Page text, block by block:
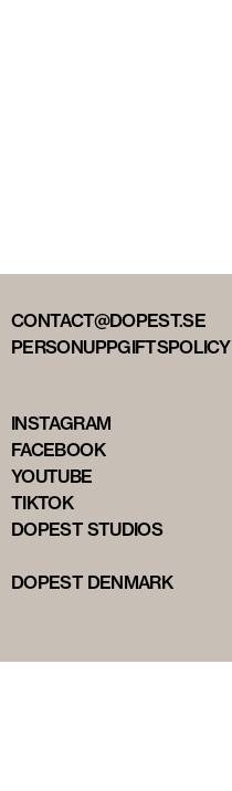
CONTACT@DOPEST.SE
PERSONUPPGIFTSPOLICY
INSTAGRAM
FACEBOOK
YOUTUBE
TIKTOK
DOPEST STUDIOS
DOPEST DENMARK